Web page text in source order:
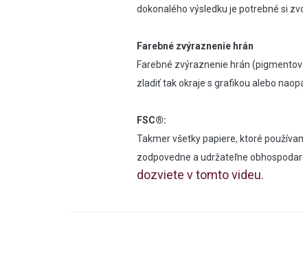
dokonalého výsledku je potrebné si
Farebné zvýraznenie hrán
Farebné zvýraznenie hrán
zladiť tak okraje s grafikou alebo
FSC®:
Takmer všetky papiere, ktoré
zodpovedne a udržateľne
dozviete v tomto videu.